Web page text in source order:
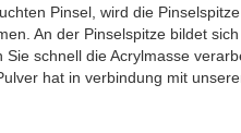
Pinsel, wird die
An der Pinselspitze bildet
Sie schnell die Acrylmasse
hat in verbindung mit